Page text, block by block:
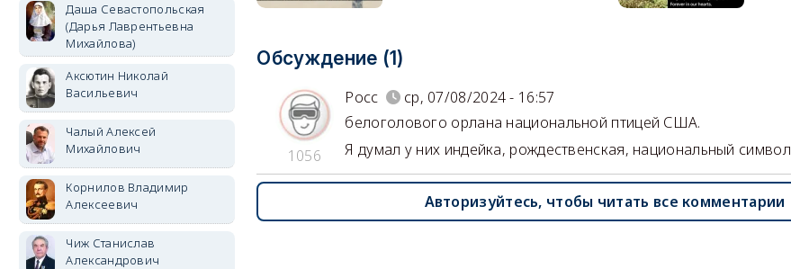
Обсуждение (1)
1056
Росс
ср, 07/08/2024 - 16:57
белоголового орлана национальной птицей США.
Я думал у них индейка, рождественская, национальный
Авторизуйтесь, чтобы читать все комментарии
Даша Севастопольская
(Дарья Лаврентьевна
Михайлова)
Аксютин Николай
Васильевич
Чалый Алексей
Михайлович
Корнилов Владимир
Алексеевич
Чиж Станислав
Александрович